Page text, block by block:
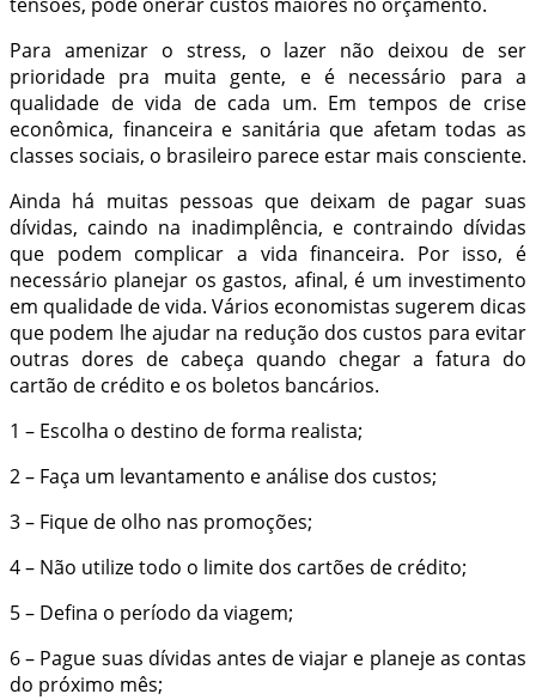
Para amenizar o stress, o lazer não deixou de ser
prioridade pra muita gente, e é necessário para a
qualidade de vida de cada um. Em tempos de crise
econômica, financeira e sanitária que afetam todas as
classes sociais, o brasileiro parece estar mais consciente.
Ainda há muitas pessoas que deixam de pagar suas
dívidas, caindo na inadimplência, e contraindo dívidas
que podem complicar a vida financeira. Por isso, é
necessário planejar os gastos, afinal, é um investimento
em qualidade de vida. Vários economistas sugerem dicas
que podem lhe ajudar na redução dos custos para evitar
outras dores de cabeça quando chegar a fatura do
cartão de crédito e os boletos bancários.
1 – Escolha o destino de forma realista;
2 – Faça um levantamento e análise dos custos;
3 – Fique de olho nas promoções;
4 – Não utilize todo o limite dos cartões de crédito;
5 – Defina o período da viagem;
6 – Pague suas dívidas antes de viajar e planeje as contas
do próximo mês;